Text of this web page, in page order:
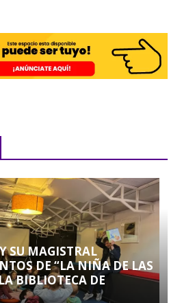
SU MAGISTRAL
DE “LA NIÑA DE LAS
BIBLIOTECA DE